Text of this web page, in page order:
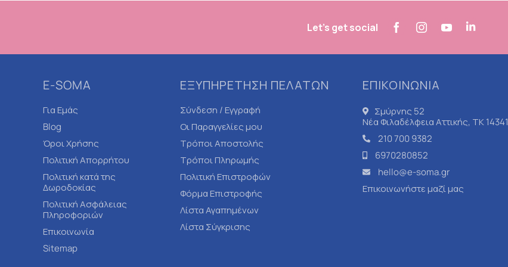
Let's get social
E-SOMA
Για Εμάς
Blog
Όροι Χρήσης
Πολιτική Απορρήτου
Πολιτική κατά της
Δωροδοκίας
Πολιτική Ασφάλειας
Πληροφοριών
Επικοινωνία
Sitemap
ΕΞΥΠΗΡΕΤΗΣΗ ΠΕΛΑΤΩΝ
Σύνδεση / Εγγραφή
Οι Παραγγελίες μου
Τρόποι Αποστολής
Τρόποι Πληρωμής
Πολιτική Επιστροφών
Φόρμα Επιστροφής
Λίστα Αγαπημένων
Λίστα Σύγκρισης
ΕΠΙΚΟΙΝΩΝΙΑ
Σμύρνης 52
Νέα Φιλαδέλφεια Αττικής, ΤΚ 14341
210 700 9382
6970280852
hello@e-soma.gr
Επικοινωνήστε μαζί μας